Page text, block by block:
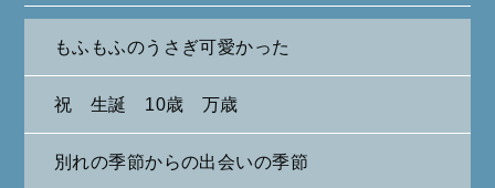
もふもふのうさぎ可愛かった
祝 生誕 10歳 万歳
別れの季節からの出会いの季節